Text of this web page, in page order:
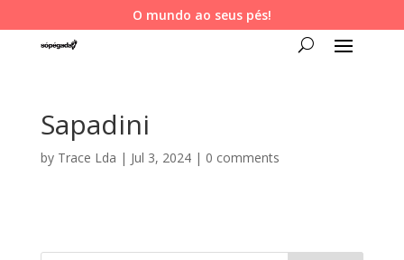
O mundo ao seus pés!
Sapadini
by Trace Lda | Jul 3, 2024| 0 comments